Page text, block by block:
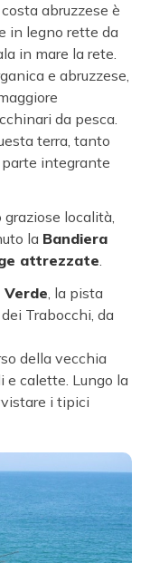
abruzzese è
in legno rette da
in mare la rete.
e abruzzese,
da pesca.
terra, tanto
integrante
graziose località,
la Bandiera
attrezzate.
Verde, la pista
Trabocchi, da
della vecchia
e calette. Lungo la
i tipici